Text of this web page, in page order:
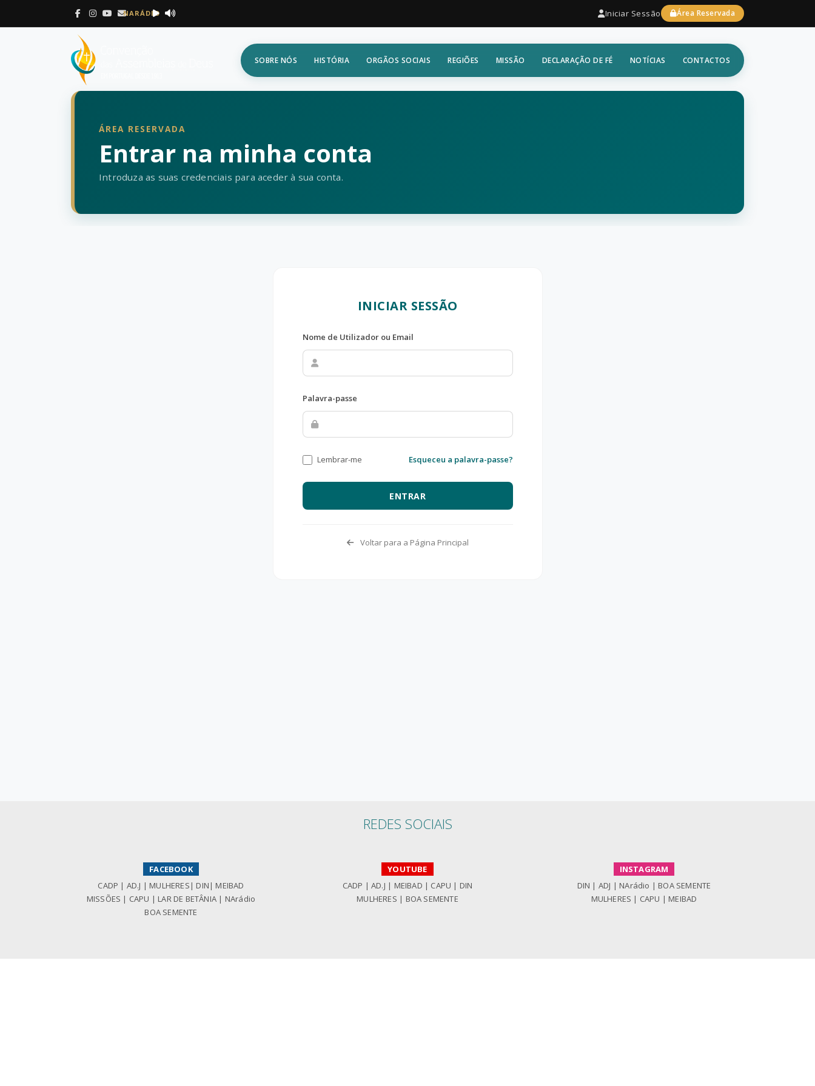
NARÁDIO Iniciar Sessão Área Reservada
SOBRE NÓS HISTÓRIA ORGÃOS SOCIAIS REGIÕES MISSÃO DECLARAÇÃO DE FÉ NOTÍCIAS CONTACTOS
ÁREA RESERVADA
Entrar na minha conta
Introduza as suas credenciais para aceder à sua conta.
INICIAR SESSÃO
Nome de Utilizador ou Email
Palavra-passe
Lembrar-me Esqueceu a palavra-passe?
ENTRAR
Voltar para a Página Principal
REDES SOCIAIS
FACEBOOK
CADP | AD.J | MULHERES | DIN | MEIBAD
MISSÕES | CAPU | LAR DE BETÂNIA | NArádio
BOA SEMENTE
YOUTUBE
CADP |AD.J | MEIBAD | CAPU | DIN
MULHERES | BOA SEMENTE
INSTAGRAM
DIN | ADJ | NArádio | BOA SEMENTE
MULHERES | CAPU | MEIBAD